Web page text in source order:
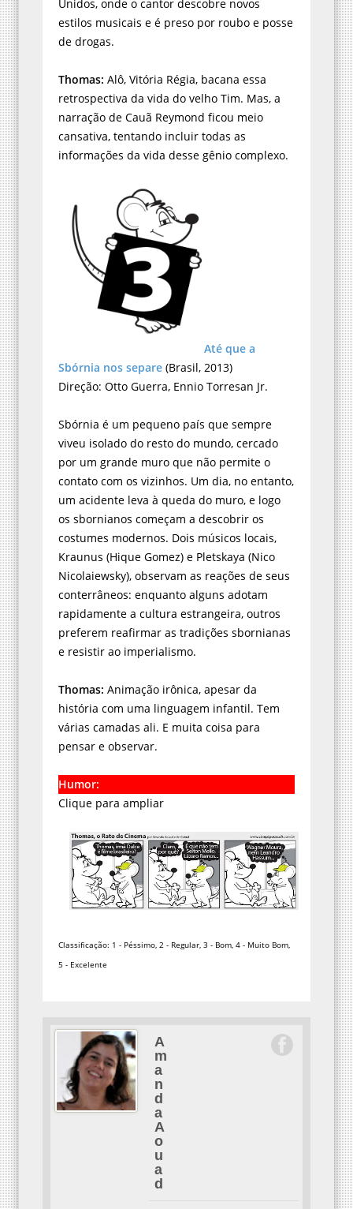
Unidos, onde o cantor descobre novos
estilos musicais e é preso por roubo e posse
de drogas.
Thomas: Alô, Vitória Régia, bacana essa
retrospectiva da vida do velho Tim. Mas, a
narração de Cauã Reymond ficou meio
cansativa, tentando incluir todas as
informações da vida desse gênio complexo.
Até que a
Sbórnia nos separe (Brasil, 2013)
Direção: Otto Guerra, Ennio Torresan Jr.
Sbórnia é um pequeno país que sempre
viveu isolado do resto do mundo, cercado
por um grande muro que não permite o
contato com os vizinhos. Um dia, no entanto,
um acidente leva à queda do muro, e logo
os sbornianos começam a descobrir os
costumes modernos. Dois músicos locais,
Kraunus (Hique Gomez) e Pletskaya (Nico
Nicolaiewsky), observam as reações de seus
conterrâneos: enquanto alguns adotam
rapidamente a cultura estrangeira, outros
preferem reafirmar as tradições sbornianas
e resistir ao imperialismo.
Thomas: Animação irônica, apesar da
história com uma linguagem infantil. Tem
várias camadas ali. E muita coisa para
pensar e observar.
Humor:
Clique para ampliar
Classificação: 1 - Péssimo, 2 - Regular, 3 - Bom, 4 - Muito Bom,
5 - Excelente
A
m
a
n
d
a
A
o
u
a
d